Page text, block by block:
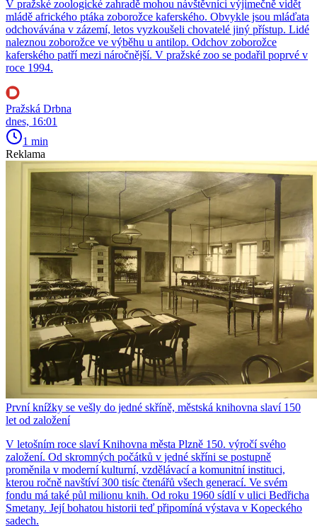
V pražské zoologické zahradě mohou návštěvníci výjimečně vidět
mládě afrického ptáka zoborožce kaferského. Obvykle jsou mláďata
odchovávána v zázemí, letos vyzkoušeli chovatelé jiný přístup. Lidé
naleznou zoborožce ve výběhu u antilop. Odchov zoborožce
kaferského patří mezi náročnější. V pražské zoo se podařil poprvé v
roce 1994.
Pražská Drbna
dnes, 16:01
1 min
Reklama
První knížky se vešly do jedné skříně, městská knihovna slaví 150
let od založení
V letošním roce slaví Knihovna města Plzně 150. výročí svého
založení. Od skromných počátků v jedné skříni se postupně
proměnila v moderní kulturní, vzdělávací a komunitní instituci,
kterou ročně navštíví 300 tisíc čtenářů všech generací. Ve svém
fondu má také půl milionu knih. Od roku 1960 sídlí v ulici Bedřicha
Smetany. Její bohatou historii teď připomíná výstava v Kopeckého
sadech.